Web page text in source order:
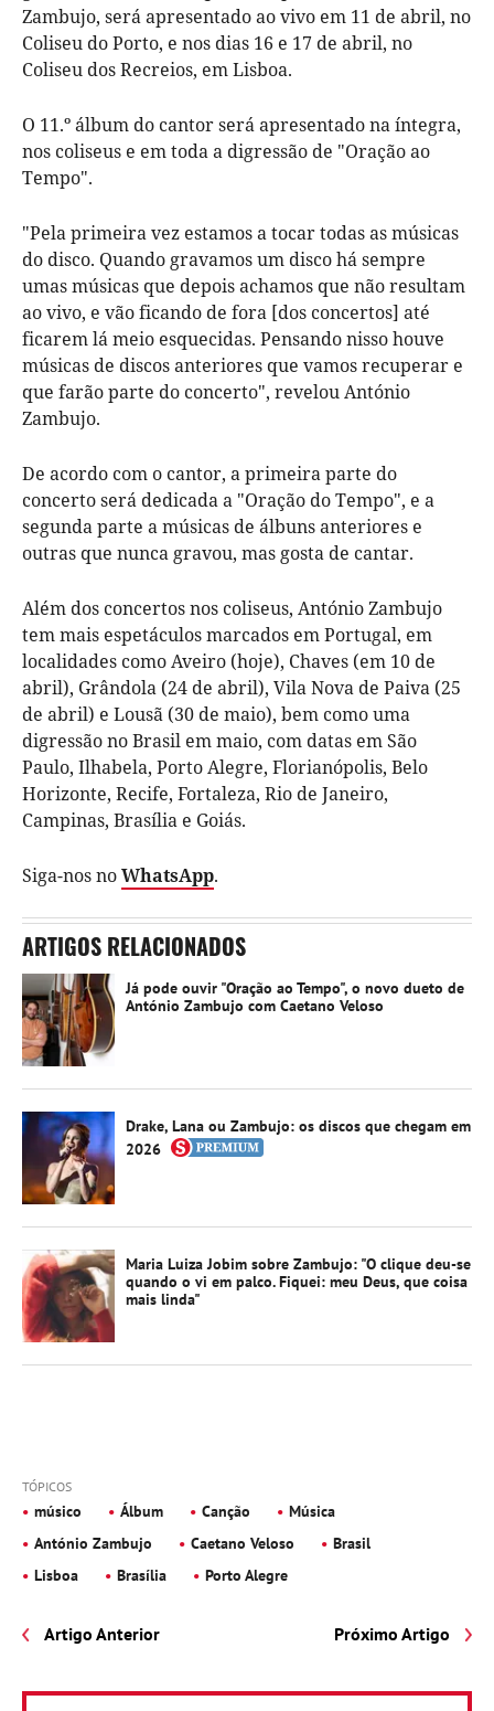
Zambujo, será apresentado ao vivo em 11 de abril, no
Coliseu do Porto, e nos dias 16 e 17 de abril, no
Coliseu dos Recreios, em Lisboa.
O 11.º álbum do cantor será apresentado na íntegra,
nos coliseus e em toda a digressão de "Oração ao
Tempo".
"Pela primeira vez estamos a tocar todas as músicas
do disco. Quando gravamos um disco há sempre
umas músicas que depois achamos que não resultam
ao vivo, e vão ficando de fora [dos concertos] até
ficarem lá meio esquecidas. Pensando nisso houve
músicas de discos anteriores que vamos recuperar e
que farão parte do concerto", revelou António
Zambujo.
De acordo com o cantor, a primeira parte do
concerto será dedicada a "Oração do Tempo", e a
segunda parte a músicas de álbuns anteriores e
outras que nunca gravou, mas gosta de cantar.
Além dos concertos nos coliseus, António Zambujo
tem mais espetáculos marcados em Portugal, em
localidades como Aveiro (hoje), Chaves (em 10 de
abril), Grândola (24 de abril), Vila Nova de Paiva (25
de abril) e Lousã (30 de maio), bem como uma
digressão no Brasil em maio, com datas em São
Paulo, Ilhabela, Porto Alegre, Florianópolis, Belo
Horizonte, Recife, Fortaleza, Rio de Janeiro,
Campinas, Brasília e Goiás.
Siga-nos noWhatsApp.
ARTIGOS RELACIONADOS
Já pode ouvir "Oração ao Tempo", o novo dueto de
António Zambujo com Caetano Veloso
Drake, Lana ou Zambujo: os discos que chegam em
2026
Maria Luiza Jobim sobre Zambujo: "O clique deu-se
quando o vi em palco. Fiquei: meu Deus, que coisa
mais linda"
TÓPICOS
músico Álbum Canção
Música
António Zambujo
Caetano Veloso
Brasil
Lisboa
Brasília Porto Alegre
Artigo Anterior Próximo Artigo